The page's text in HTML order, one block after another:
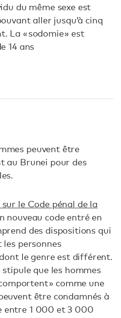
du même sexe est
aller jusqu’à cinq
La « sodomie » est
14 ans
peuvent être
au Brunei pour des
sur le Code pénal de la
nouveau code entré en
des dispositions qui
personnes
le genre est différent.
stipule que les hommes
» comme une
être condamnés à
entre 1 000 et 3 000